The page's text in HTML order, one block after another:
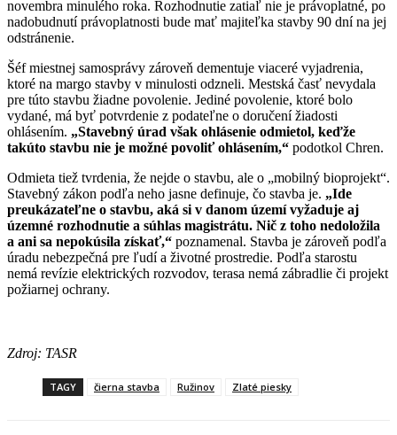
novembra minulého roka. Rozhodnutie zatiaľ nie je právoplatné, po
nadobudnutí právoplatnosti bude mať majiteľka stavby 90 dní na jej
odstránenie.
Šéf miestnej samosprávy zároveň dementuje viaceré vyjadrenia,
ktoré na margo stavby v minulosti odzneli. Mestská časť nevydala
pre túto stavbu žiadne povolenie. Jediné povolenie, ktoré bolo
vydané, má byť potvrdenie z podateľne o doručení žiadosti
ohlásením. „Stavebný úrad však ohlásenie odmietol, keďže
takúto stavbu nie je možné povoliť ohlásením,“ podotkol Chren.
Odmieta tiež tvrdenia, že nejde o stavbu, ale o „mobilný bioprojekt“.
Stavebný zákon podľa neho jasne definuje, čo stavba je. „Ide
preukázateľne o stavbu, aká si v danom území vyžaduje aj
územné rozhodnutie a súhlas magistrátu. Nič z toho nedoložila
a ani sa nepokúsila získať,“ poznamenal. Stavba je zároveň podľa
úradu nebezpečná pre ľudí a životné prostredie. Podľa starostu
nemá revízie elektrických rozvodov, terasa nemá zábradlie či projekt
požiarnej ochrany.
Zdroj: TASR
TAGY čierna stavba Ružinov Zlaté piesky